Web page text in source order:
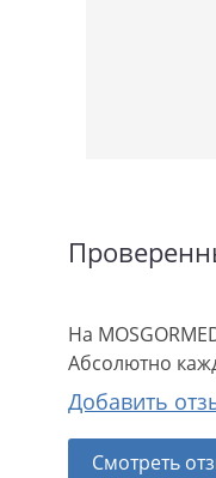
На
Абсолютно
Добавить
Смотреть